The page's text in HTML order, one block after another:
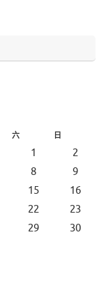
六 日
1 2
8
9
15
16
22
23
29
30